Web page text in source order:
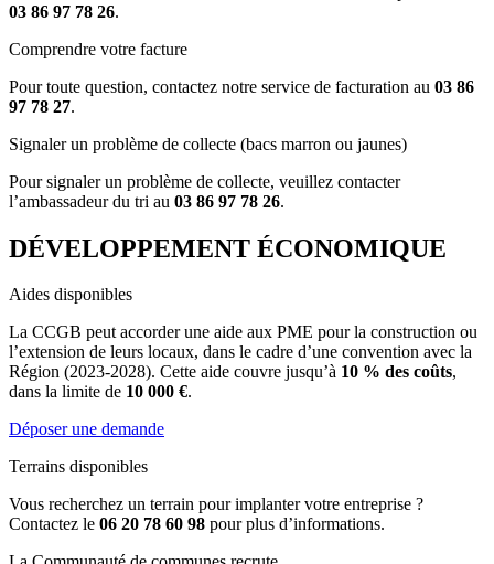
03 86 97 78 26.
Comprendre votre facture
Pour toute question, contactez notre service de facturation au 03 86
97 78 27.
Signaler un problème de collecte (bacs marron ou jaunes)
Pour signaler un problème de collecte, veuillez contacter
l’ambassadeur du tri au 03 86 97 78 26.
DÉVELOPPEMENT ÉCONOMIQUE
Aides disponibles
La CCGB peut accorder une aide aux PME pour la construction ou
l’extension de leurs locaux, dans le cadre d’une convention avec la
Région (2023-2028). Cette aide couvre jusqu’à 10 % des coûts,
dans la limite de 10 000 €.
Déposer une demande
Terrains disponibles
Vous recherchez un terrain pour implanter votre entreprise ?
Contactez le 06 20 78 60 98 pour plus d’informations.